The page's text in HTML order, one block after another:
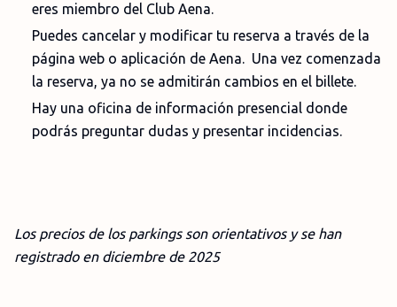
eres miembro del Club Aena.
Puedes cancelar y modificar tu reserva a través de la
página web o aplicación de Aena. Una vez comenzada
la reserva, ya no se admitirán cambios en el billete.
Hay una oficina de información presencial donde
podrás preguntar dudas y presentar incidencias.
Los precios de los parkings son orientativos y se han
registrado en diciembre de 2025